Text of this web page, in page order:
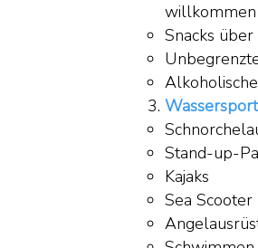
willkommen
Snacks
Stand-up-
Kajaks
Sea Scooter